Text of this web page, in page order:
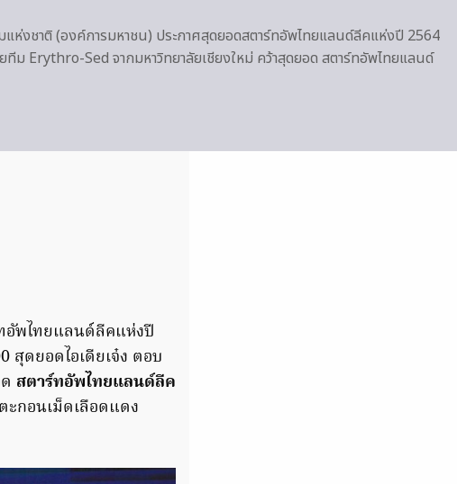
ห่งชาติ (องค์การมหาชน) ประกาศสุดยอดสตาร์ทอัพไทยแลนด์ลีคแห่งปี 2564
ทีม Erythro-Sed จากมหาวิทยาลัยเชียงใหม่ คว้าสุดยอด สตาร์ทอัพไทยแลนด์
อัพไทยแลนด์ลีคแห่งปี
สุดยอดไอเดียเจ๋ง ตอบ
สตาร์ทอัพไทยแลนด์ลีค
กอนเม็ดเลือดแดง